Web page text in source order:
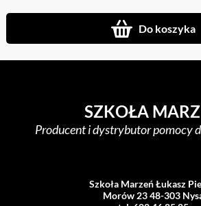
Do koszyka
SZKOŁA
Producent i dystrybutor pomocy
Szkoła Marzeń Łukasz
Morów 23 48-303